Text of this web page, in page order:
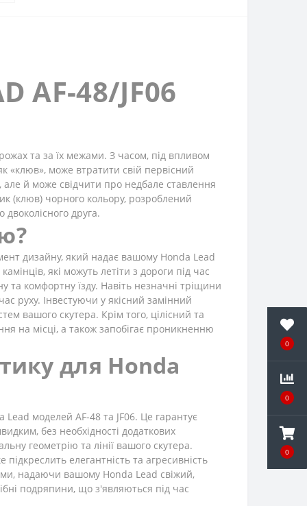
0
0
0
AF-48/JF06
та за їх межами. З часом, під впливом
«клюв», може втратити свій первісний
й може свідчити про недбале ставлення
(клюв) чорного кольору, розроблений
друга.
дизайну, який надає вашому Honda Lead
які можуть летіти з дороги під час
та комфортну їзду. Навіть незначні тріщини
руху. Інвестуючи у якісний замінний
вашого скутера. Крім того, цілісний та
на місці, а також запобігає проникненню
для Honda
моделей AF-48 та JF06. Це гарантує
без необхідності додаткових
геометрію та лінії вашого скутера.
елегантність та агресивність
надаючи вашому Honda Lead свіжий,
подряпини, що з'являються під час